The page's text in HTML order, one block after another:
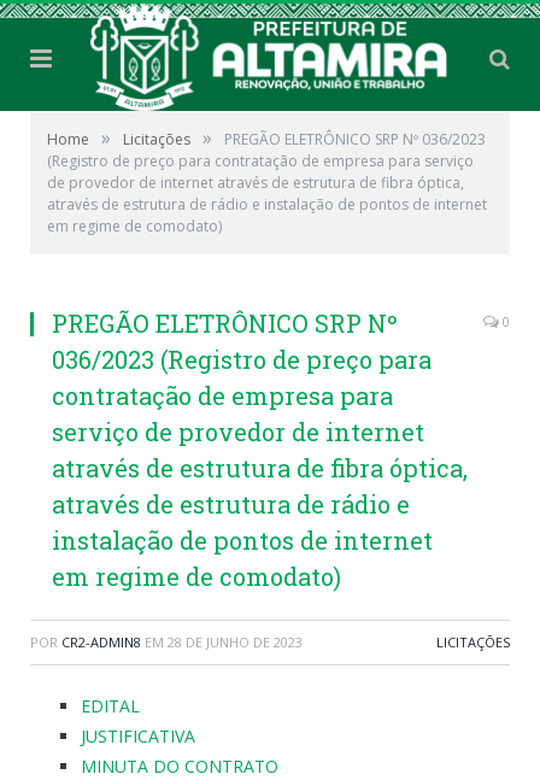
Home » Licitações »
PREGÃO ELETRÔNICO SRP Nº 036/2023
(Registro de preço para contratação de empresa para serviço
de provedor de internet através de estrutura de fibra óptica,
através de estrutura de rádio e instalação de pontos de internet
em regime de comodato)
PREGÃO ELETRÔNICO SRP Nº
036/2023 (Registro de preço para
contratação de empresa para
serviço de provedor de internet
através de estrutura de fibra óptica,
através de estrutura de rádio e
instalação de pontos de internet
em regime de comodato)
0
POR CR2-ADMIN8 EM 28 DE JUNHO DE 2023 LICITAÇÕES
EDITAL
JUSTIFICATIVA
MINUTA DO CONTRATO